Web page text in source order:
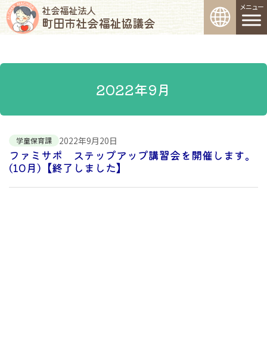
社会福祉法人
町田市社会福祉協議会
コンテンツへスキップ
メインナビゲーション
2022年9月
ファミサポ ステップアップ講習会を開催します。
(10月)【終了しました】
2022年9月20日
学童保育課